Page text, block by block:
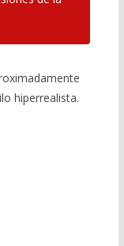
hiperrealista.